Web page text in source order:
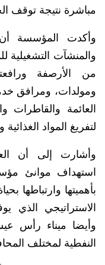
مباشرة نتيجة توقف
وأكدت المؤسسة أن
من الأرصفة
ومولدات، ومرافق
العائمة
لتفريغ المواد الغذائية
وأشارت إلى أن
استهداف موانئ
بأهميتها وارتباطها
الاستراتيجي الذي
وأيضا ميناء رأس
النفطية لمختلف